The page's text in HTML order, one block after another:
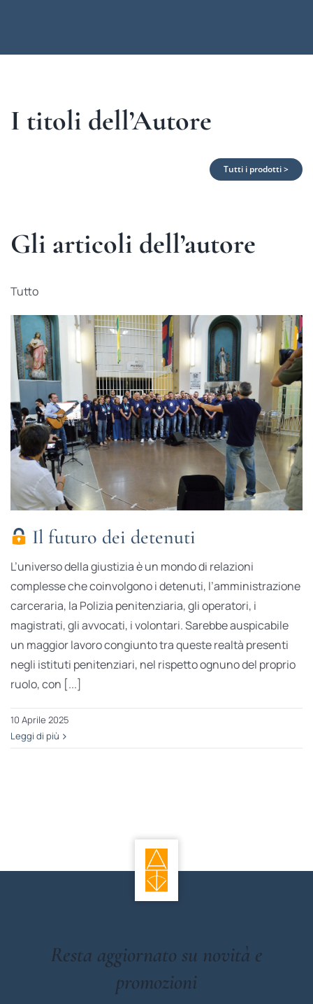
I titoli dell’Autore
Tutti i prodotti >
Gli articoli dell’autore
Tutto
Il futuro dei detenuti
L’universo della giustizia è un mondo di relazioni
complesse che coinvolgono i detenuti, l’amministrazione
carceraria, la Polizia penitenziaria, gli operatori, i
magistrati, gli avvocati, i volontari. Sarebbe auspicabile
un maggior lavoro congiunto tra queste realtà presenti
negli istituti penitenziari, nel rispetto ognuno del proprio
ruolo, con [...]
10 Aprile 2025
Leggi di più
Resta aggiornato su novità e
promozioni